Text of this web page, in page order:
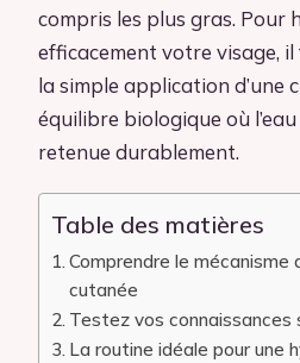
compris les plus gras. Pour
efficacement votre visage,
la simple application d’une
équilibre biologique où
retenue durablement.
Table des matières
Comprendre le
cutanée
Testez vos connaissances
La routine idéale pour une